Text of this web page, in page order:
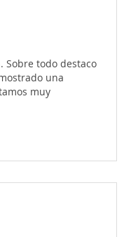
Sobre todo destaco
una
muy